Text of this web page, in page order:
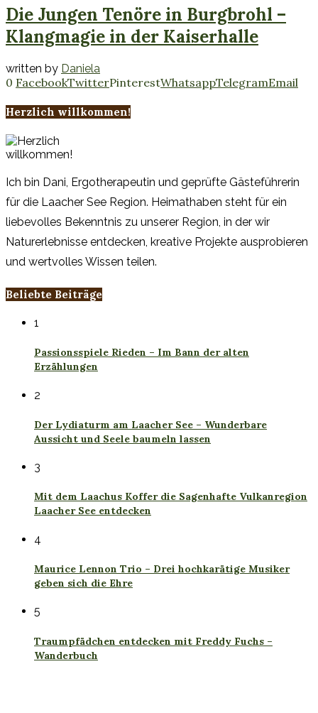
Die Jungen Tenöre in Burgbrohl –
Klangmagie in der Kaiserhalle
written by Daniela
0 FacebookTwitterPinterestWhatsappTelegramEmail
Herzlich willkommen!
Ich bin Dani, Ergotherapeutin und geprüfte Gästeführerin
für die Laacher See Region. Heimathaben steht für ein
liebevolles Bekenntnis zu unserer Region, in der wir
Naturerlebnisse entdecken, kreative Projekte ausprobieren
und wertvolles Wissen teilen.
Beliebte Beiträge
1
Passionsspiele Rieden – Im Bann der alten
Erzählungen
2
Der Lydiaturm am Laacher See – Wunderbare
Aussicht und Seele baumeln lassen
3
Mit dem Laachus Koffer die Sagenhafte Vulkanregion
Laacher See entdecken
4
Maurice Lennon Trio – Drei hochkarätige Musiker
geben sich die Ehre
5
Traumpfädchen entdecken mit Freddy Fuchs –
Wanderbuch